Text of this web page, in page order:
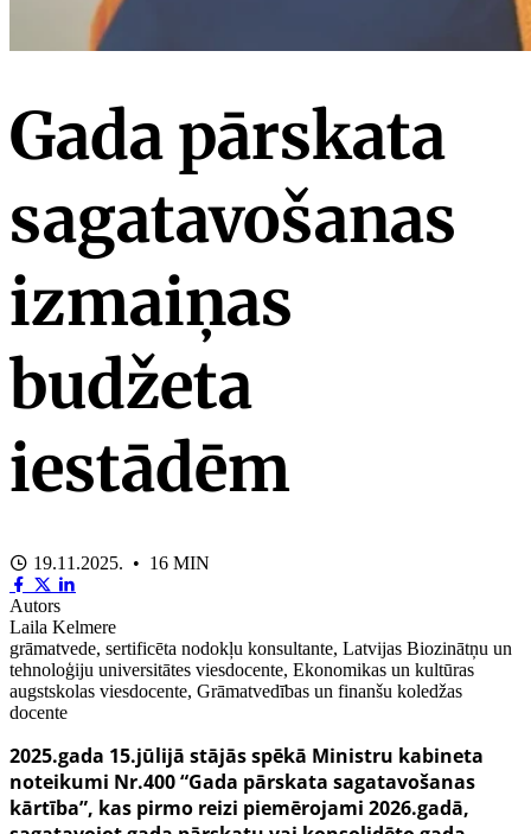
Gada pārskata
sagatavošanas
izmaiņas
budžeta
iestādēm
19.11.2025. • 16 MIN
Autors
Laila Kelmere
grāmatvede, sertificēta nodokļu konsultante, Latvijas Biozinātņu un
tehnoloģiju universitātes viesdocente, Ekonomikas un kultūras
augstskolas viesdocente, Grāmatvedības un finanšu koledžas
docente
2025.gada 15.jūlijā stājās spēkā Ministru kabineta
noteikumi Nr.400 “Gada pārskata sagatavošanas
kārtība”, kas pirmo reizi piemērojami 2026.gadā,